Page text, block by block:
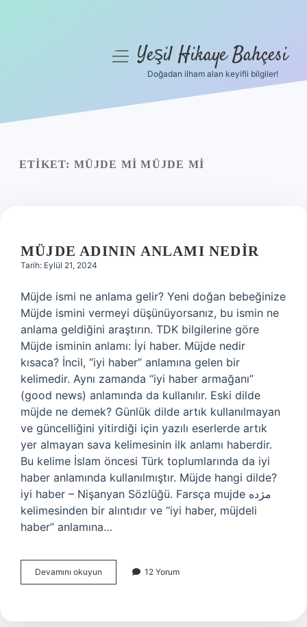
Yasal Uyarı
menüyüYeşil Hikaye Bahçesi
Doğadan ilham alan keyifli bilgiler!
ETIKET: MÜJDE MI MÜJDE MI
MÜJDE ADININ ANLAMI NEDIR
Tarih: Eylül 21, 2024
Müjde ismi ne anlama gelir? Yeni doğan bebeğinize
Müjde ismini vermeyi düşünüyorsanız, bu ismin ne
anlama geldiğini araştırın. TDK bilgilerine göre
Müjde isminin anlamı: İyi haber. Müjde nedir
kısaca? İncil, “iyi haber” anlamına gelen bir
kelimedir. Aynı zamanda “iyi haber armağanı”
(good news) anlamında da kullanılır. Eski dilde
müjde ne demek? Günlük dilde artık kullanılmayan
ve güncelliğini yitirdiği için yazılı eserlerde artık
yer almayan sava kelimesinin ilk anlamı haberdir.
Bu kelime İslam öncesi Türk toplumlarında da iyi
haber anlamında kullanılmıştır. Müjde hangi dilde?
iyi haber – Nişanyan Sözlüğü. Farsça mujde مژده
kelimesinden bir alıntıdır ve “iyi haber, müjdeli
haber” anlamına…
Devamını okuyun
Adının
12 Yorum